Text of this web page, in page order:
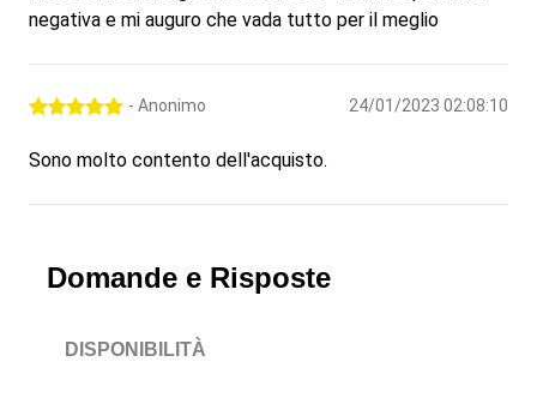
negativa e mi auguro che vada tutto per il meglio
- Anonimo 24/01/2023 02:08:10
Sono molto contento dell'acquisto.
Domande e Risposte
DISPONIBILITÀ